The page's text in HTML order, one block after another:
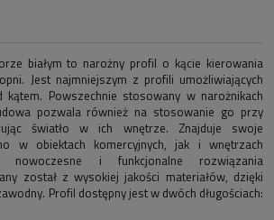
białym to narożny profil o kącie kierowania
Jest najmniejszym z profili umożliwiających
kątem. Powszechnie stosowany w narożnikach
pozwala również na stosowanie go przy
światło w ich wnętrze. Znajduje swoje
w obiektach komercyjnych, jak i wnętrzach
nowoczesne i funkcjonalne rozwiązania
został z wysokiej jakości materiałów, dzięki
Profil dostępny jest w dwóch długościach: